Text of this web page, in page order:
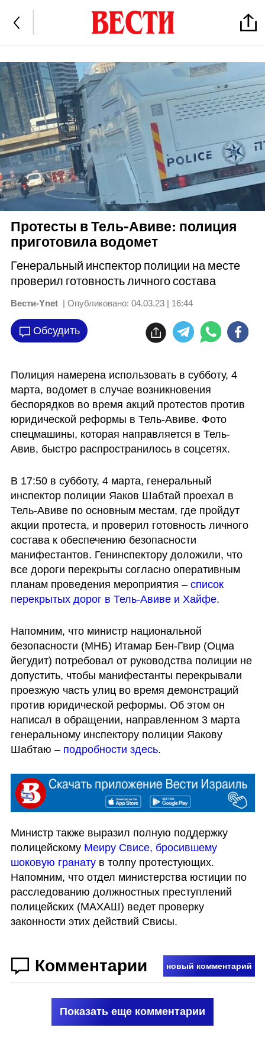
Протесты в Тель-Авиве: полиция
приготовила водомет
Генеральный инспектор полиции на месте
проверил готовность личного состава
Вести-Ynet | Опубликовано: 04.03.23 | 16:44
Обсудить
Полиция намерена использовать в субботу, 4
марта, водомет в случае возникновения
беспорядков во время акций протестов против
юридической реформы в Тель-Авиве. Фото
спецмашины, которая направляется в Тель-
Авив, быстро распространилось в соцсетях.
В 17:50 в субботу, 4 марта, генеральный
инспектор полиции Яаков Шабтай проехал в
Тель-Авиве по основным местам, где пройдут
акции протеста, и проверил готовность личного
состава к обеспечению безопасности
манифестантов. Генинспектору доложили, что
все дороги перекрыты согласно оперативным
планам проведения мероприятия – список
перекрытых дорог в Тель-Авиве и Хайфе.
Напомним, что министр национальной
безопасности (МНБ) Итамар Бен-Гвир (Оцма
йегудит) потребовал от руководства полиции не
допустить, чтобы манифестанты перекрывали
проезжую часть улиц во время демонстраций
против юридической реформы. Об этом он
написал в обращении, направленном 3 марта
генеральному инспектору полиции Яакову
Шабтаю – подробности здесь.
Министр также выразил полную поддержку
полицейскому Меиру Свисе, бросившему
шоковую гранату в толпу протестующих.
Напомним, что отдел министерства юстиции по
расследованию должностных преступлений
полицейских (МАХАШ) ведет проверку
законности этих действий Свисы.
Комментарии новый комментарий
Показать еще комментарии